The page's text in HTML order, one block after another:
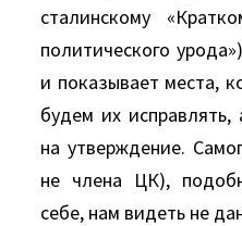
сталинскому
политического
и показывает места,
будем их
на утверждение.
не члена ЦК),
себе, нам видеть не